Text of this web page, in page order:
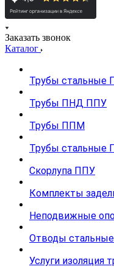
Заказать звонок
Каталог
Трубы стальные
Трубы ПНД ППУ
Трубы ППМ
Трубы
Скорлупа ППУ
Комплекты
Неподвижные
Отводы
Услуги изоляция